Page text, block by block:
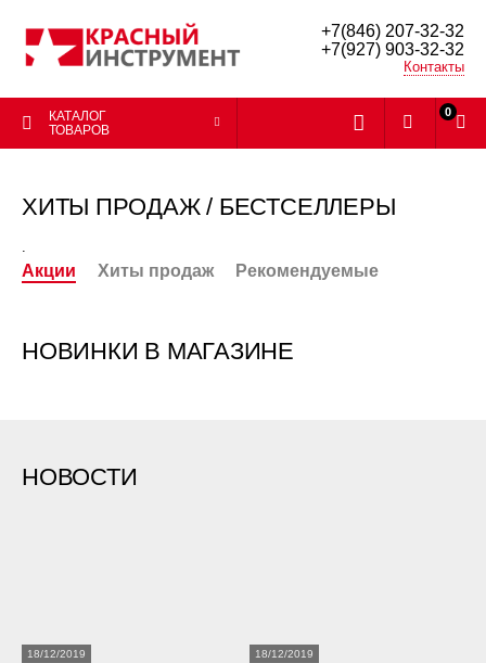
+7(846) 207-32-32
+7(927) 903-32-32
Контакты
КАТАЛОГ
ТОВАРОВ
0
ХИТЫ ПРОДАЖ / БЕСТСЕЛЛЕРЫ
.
Акции Хиты продаж Рекомендуемые
НОВИНКИ В МАГАЗИНЕ
НОВОСТИ
18/12/2019 18/12/2019